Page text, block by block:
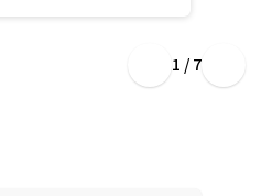
1 / 7